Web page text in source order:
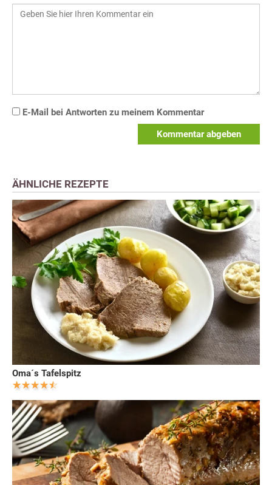
E-Mail bei Antworten zu meinem Kommentar
Kommentar abgeben
ÄHNLICHE REZEPTE
Oma´s Tafelspitz